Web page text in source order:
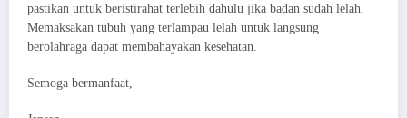
pastikan untuk beristirahat terlebih dahulu jika badan sudah lelah.
Memaksakan tubuh yang terlampau lelah untuk langsung
berolahraga dapat membahayakan kesehatan.
Semoga bermanfaat,